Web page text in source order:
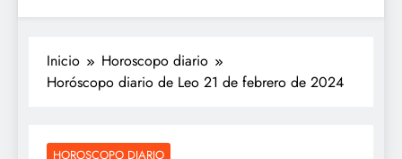
Inicio
Horoscopo diario
Horóscopo diario de Leo 21 de febrero de 2024
HOROSCOPO DIARIO